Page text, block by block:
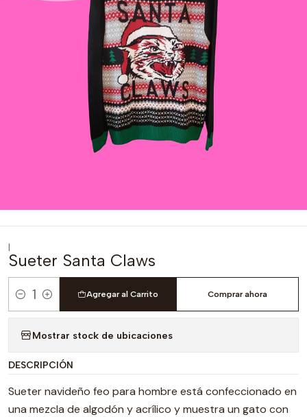
|
Sueter Santa Claws
Cantidad
Agregar al Carrito Comprar ahora
Mostrar stock de ubicaciones
DESCRIPCIÓN
Sueter navideño feo para hombre está confeccionado en
una mezcla de algodón y acrílico y muestra un gato con